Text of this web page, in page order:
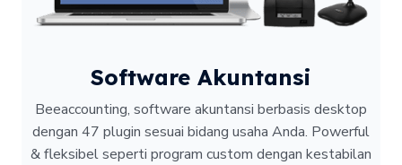
Software Akuntansi
Beeaccounting, software akuntansi berbasis desktop
dengan 47 plugin sesuai bidang usaha Anda. Powerful
& fleksibel seperti program custom dengan kestabilan